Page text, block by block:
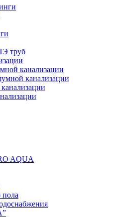
труб
канализации
канализации
AQUA
пола